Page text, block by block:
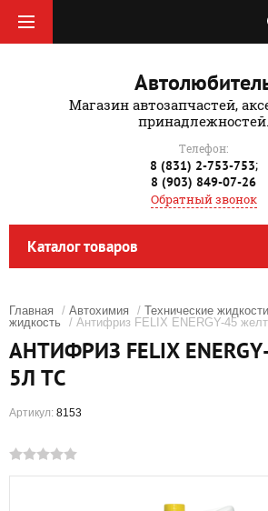
Магазин автозапчастей,
принадлежностей.
Телефон:
8 (831) 2-753-753;
8 (903) 849-07-26
Обратный звонок
Каталог товаров
Главная / Автохимия / Технические жидкости
жидкость
/ Антифриз FELIX ENERGY-45
АНТИФРИЗ FELIX
5Л ТС
Артикул: 8153